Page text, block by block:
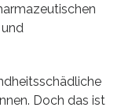
Doch das ist